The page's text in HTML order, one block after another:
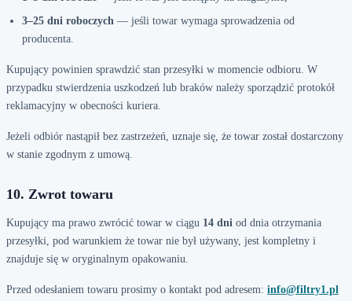
3–25 dni roboczych — jeśli towar wymaga sprowadzenia od
producenta.
Kupujący powinien sprawdzić stan przesyłki w momencie odbioru. W
przypadku stwierdzenia uszkodzeń lub braków należy sporządzić protokół
reklamacyjny w obecności kuriera.
Jeżeli odbiór nastąpił bez zastrzeżeń, uznaje się, że towar został dostarczony
w stanie zgodnym z umową.
10. Zwrot towaru
Kupujący ma prawo zwrócić towar w ciągu 14 dni od dnia otrzymania
przesyłki, pod warunkiem że towar nie był używany, jest kompletny i
znajduje się w oryginalnym opakowaniu.
Przed odesłaniem towaru prosimy o kontakt pod adresem: info@filtry1.pl